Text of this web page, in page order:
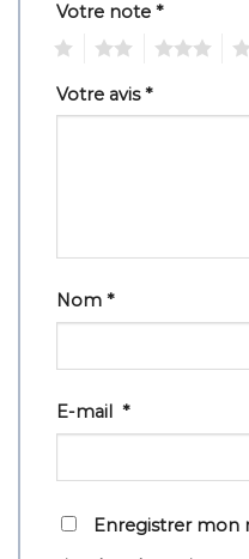
Votre note *
Votre avis*
Nom *
E-mail *
Enregistrer mon